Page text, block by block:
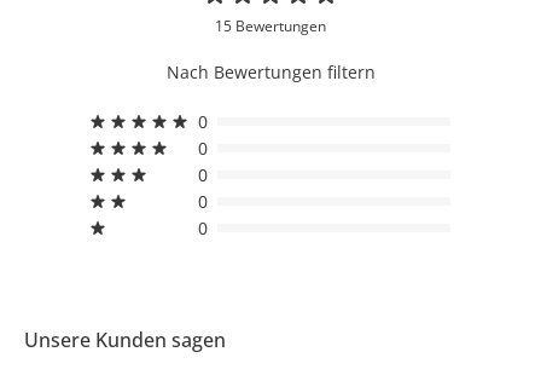
15 Bewertungen
Nach Bewertungen filtern
0
0
0
0
0
Unsere Kunden sagen